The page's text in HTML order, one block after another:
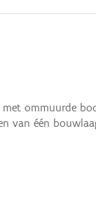
ommuurde
van één